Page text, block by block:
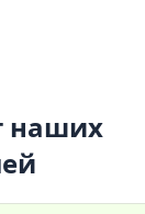
наших